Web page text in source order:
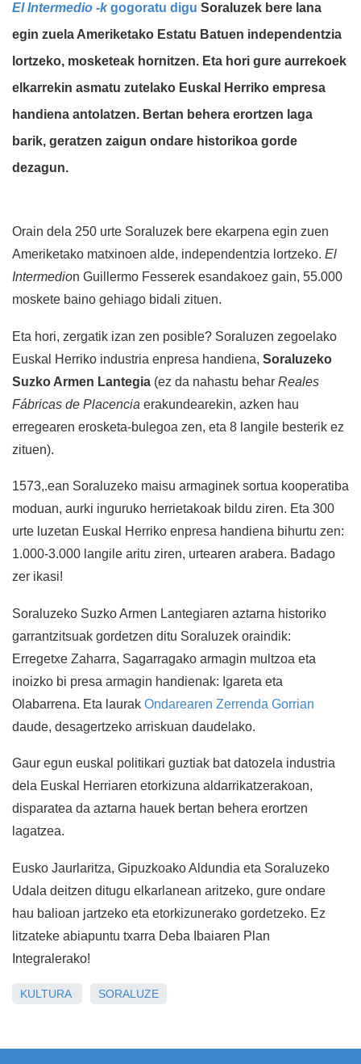
El Intermedio -kgogoratu digu Soraluzek bere lana
egin zuela Ameriketako Estatu Batuen independentzia
lortzeko, mosketeak hornitzen. Eta hori gure aurrekoek
elkarrekin asmatu zutelako Euskal Herriko empresa
handiena antolatzen. Bertan behera erortzen laga
barik, geratzen zaigun ondare historikoa gorde
dezagun.
Orain dela 250 urte Soraluzek bere ekarpena egin zuen
Ameriketako matxinoen alde, independentzia lortzeko. El
Intermedion Guillermo Fesserek esandakoez gain, 55.000
moskete baino gehiago bidali zituen.
Eta hori, zergatik izan zen posible? Soraluzen zegoelako
Euskal Herriko industria enpresa handiena, Soraluzeko
Suzko Armen Lantegia (ez da nahastu behar Reales
Fábricas de Placencia erakundearekin, azken hau
erregearen erosketa-bulegoa zen, eta 8 langile besterik ez
zituen).
1573,.ean Soraluzeko maisu armaginek sortua kooperatiba
moduan, aurki inguruko herrietakoak bildu ziren. Eta 300
urte luzetan Euskal Herriko enpresa handiena bihurtu zen:
1.000-3.000 langile aritu ziren, urtearen arabera. Badago
zer ikasi!
Soraluzeko Suzko Armen Lantegiaren aztarna historiko
garrantzitsuak gordetzen ditu Soraluzek oraindik:
Erregetxe Zaharra, Sagarragako armagin multzoa eta
inoizko bi presa armagin handienak: Igareta eta
Olabarrena. Eta laurak Ondarearen Zerrenda Gorrian
daude, desagertzeko arriskuan daudelako.
Gaur egun euskal politikari guztiak bat datozela industria
dela Euskal Herriaren etorkizuna aldarrikatzerakoan,
disparatea da aztarna hauek bertan behera erortzen
lagatzea.
Eusko Jaurlaritza, Gipuzkoako Aldundia eta Soraluzeko
Udala deitzen ditugu elkarlanean aritzeko, gure ondare
hau balioan jartzeko eta etorkizunerako gordetzeko. Ez
litzateke abiapuntu txarra Deba Ibaiaren Plan
Integralerako!
KULTURA SORALUZE